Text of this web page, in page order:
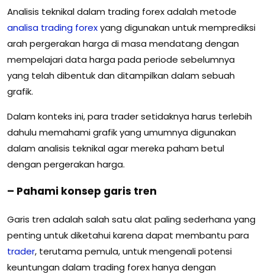
Analisis teknikal dalam trading forex adalah metode
analisa trading forexyang digunakan untuk memprediksi
arah pergerakan harga di masa mendatang dengan
mempelajari data harga pada periode sebelumnya
yang telah dibentuk dan ditampilkan dalam sebuah
grafik.
Dalam konteks ini, para trader setidaknya harus terlebih
dahulu memahami grafik yang umumnya digunakan
dalam analisis teknikal agar mereka paham betul
dengan pergerakan harga.
– Pahami konsep garis tren
Garis tren adalah salah satu alat paling sederhana yang
penting untuk diketahui karena dapat membantu para
trader, terutama pemula, untuk mengenali potensi
keuntungan dalam trading forex hanya dengan